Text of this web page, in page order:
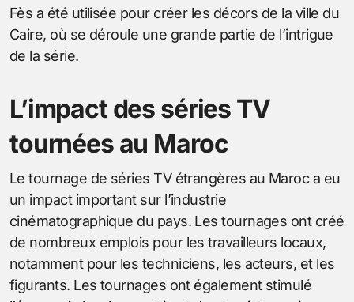
Fès a été utilisée pour créer les décors de la ville du
Caire, où se déroule une grande partie de l’intrigue
de la série.
L’impact des séries TV
tournées au Maroc
Le tournage de séries TV étrangères au Maroc a eu
un impact important sur l’industrie
cinématographique du pays. Les tournages ont créé
de nombreux emplois pour les travailleurs locaux,
notamment pour les techniciens, les acteurs, et les
figurants. Les tournages ont également stimulé